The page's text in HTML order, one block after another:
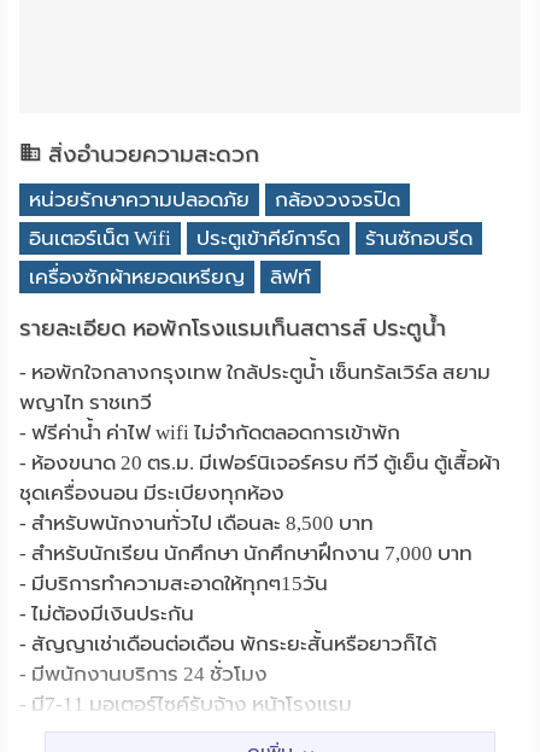
สิ่งอำนวยความสะดวก
หน่วยรักษาความปลอดภัย
กล้องวงจรปิด
อินเตอร์เน็ต Wifi
ประตูเข้าคีย์การ์ด
ร้านซักอบรีด
เครื่องซักผ้าหยอดเหรียญ
ลิฟท์
รายละเอียด หอพักโรงแรมเท็นสตารส์ ประตูน้ำ
- หอพักใจกลางกรุงเทพ ใกล้ประตูน้ำ เซ็นทรัลเวิร์ล สยาม
พญาไท ราชเทวี
- ฟรีค่าน้ำ ค่าไฟ wifi ไม่จำกัดตลอดการเข้าพัก
- ห้องขนาด 20 ตร.ม. มีเฟอร์นิเจอร์ครบ ทีวี ตู้เย็น ตู้เสื้อผ้า
ชุดเครื่องนอน มีระเบียงทุกห้อง
- สำหรับพนักงานทั่วไป เดือนละ 8,500 บาท
- สำหรับนักเรียน นักศึกษา นักศึกษาฝึกงาน 7,000 บาท
- มีบริการทำความสะอาดให้ทุกๆ15วัน
- ไม่ต้องมีเงินประกัน
- สัญญาเช่าเดือนต่อเดือน พักระยะสั้นหรือยาวก็ได้
- มีพนักงานบริการ 24 ชั่วโมง
- มี7-11 มอเตอร์ไซค์รับจ้าง หน้าโรงแรม
- เงียบสงบเป็นส่วนตัว